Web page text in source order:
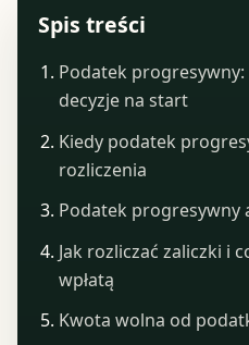
Spis treści
Podatek progresywny:
decyzje na start
Kiedy podatek
rozliczenia
Podatek progresywny
Jak rozliczać zaliczki i
wpłatą
Kwota wolna od